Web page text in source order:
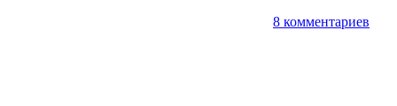
8 комментариев